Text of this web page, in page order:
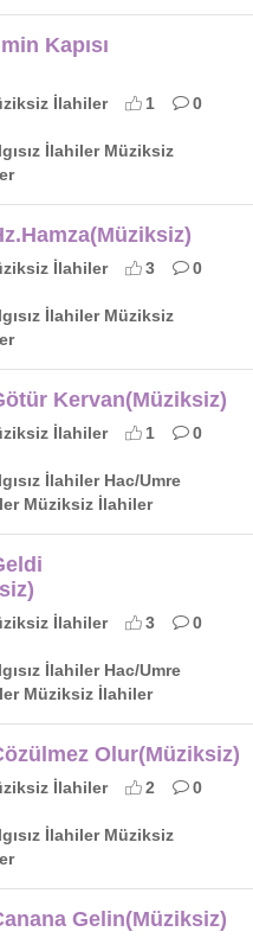
Kapısı
İlahiler 1
0
İlahiler Müziksiz
İlahiler 3
0
İlahiler Müziksiz
Kervan(Müziksiz)
İlahiler 1
0
İlahiler Hac/Umre
Müziksiz İlahiler
İlahiler 3
0
İlahiler Hac/Umre
Müziksiz İlahiler
Olur(Müziksiz)
İlahiler 2
0
İlahiler Müziksiz
Gelin(Müziksiz)